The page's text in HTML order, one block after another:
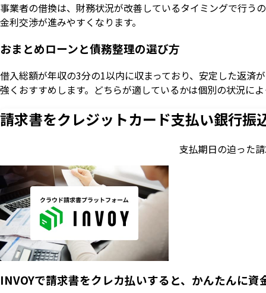
事業者の借換は、財務状況が改善しているタイミングで行う
金利交渉が進みやすくなります。
おまとめローンと債務整理の選び方
借入総額が年収の3分の1以内に収まっており、安定した返済
強くおすすめします。どちらが適しているかは個別の状況に
請求書をクレジットカード支払い銀行振
支払期日の迫った
INVOYで請求書をクレカ払いすると、かんたんに資